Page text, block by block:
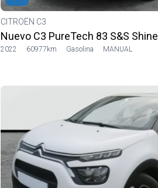
CITROËN C3
Nuevo C3 PureTech 83 S&S Shine
2022 60977km Gasolina MANUAL